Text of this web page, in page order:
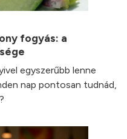
fogyás: a
egyszerűbb lenne
nap pontosan tudnád,